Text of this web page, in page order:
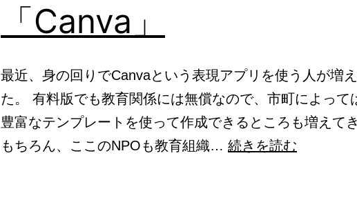
「Canva」
最近、身の回りでCanvaという表現アプリを使う人が増
た。 有料版でも教育関係には無償なので、市町によって
豊富なテンプレートを使って作成できるところも増えてき
もちろん、ここのNPOも教育組織… 続きを読む